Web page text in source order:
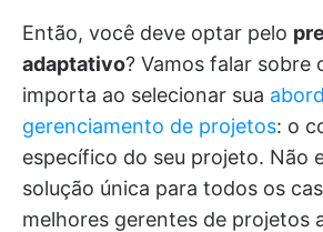
Então, você deve optar pelo
adaptativo? Vamos falar sobre
importa ao selecionar sua
gerenciamento de projetos: o
específico do seu projeto. Não
solução única para todos os
melhores gerentes de projetos